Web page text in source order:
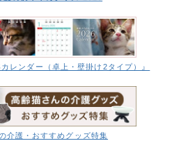
レンダー（卓上・壁掛け2タイプ）』
介護・おすすめグッズ特集